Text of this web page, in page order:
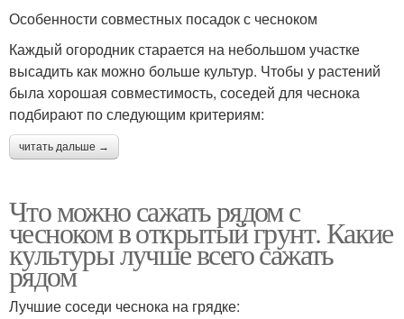
Особенности совместных посадок с чесноком
Каждый огородник старается на небольшом участке
высадить как можно больше культур. Чтобы у растений
была хорошая совместимость, соседей для чеснока
подбирают по следующим критериям:
читать дальше →
Что можно сажать рядом с
чесноком в открытый грунт. Какие
культуры лучше всего сажать
рядом
Лучшие соседи чеснока на грядке: